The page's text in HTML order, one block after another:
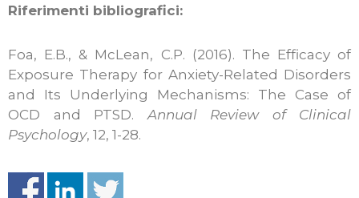
Riferimenti bibliografici:
Foa, E.B., & McLean, C.P. (2016). The Efficacy of
Exposure Therapy for Anxiety-Related Disorders
and Its Underlying Mechanisms: The Case of
OCD and PTSD. Annual Review of Clinical
Psychology, 12, 1-28.